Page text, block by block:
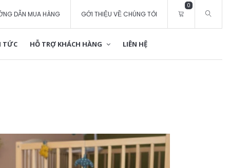
0
GỚI THIỆU VỀ CHÚNG TÔI
DẪN MUA HÀNG
TỨC HỖ TRỢ KHÁCH HÀNG LIÊN HỆ